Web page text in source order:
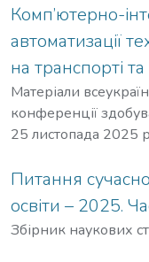
Комп’ютерно-
автоматизації
на транспорті
Матеріали
конференції
25 листопада 2025
Питання
освіти – 2025.
Збірник наукових